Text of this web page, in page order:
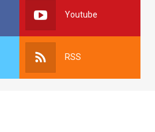
Youtube
RSS